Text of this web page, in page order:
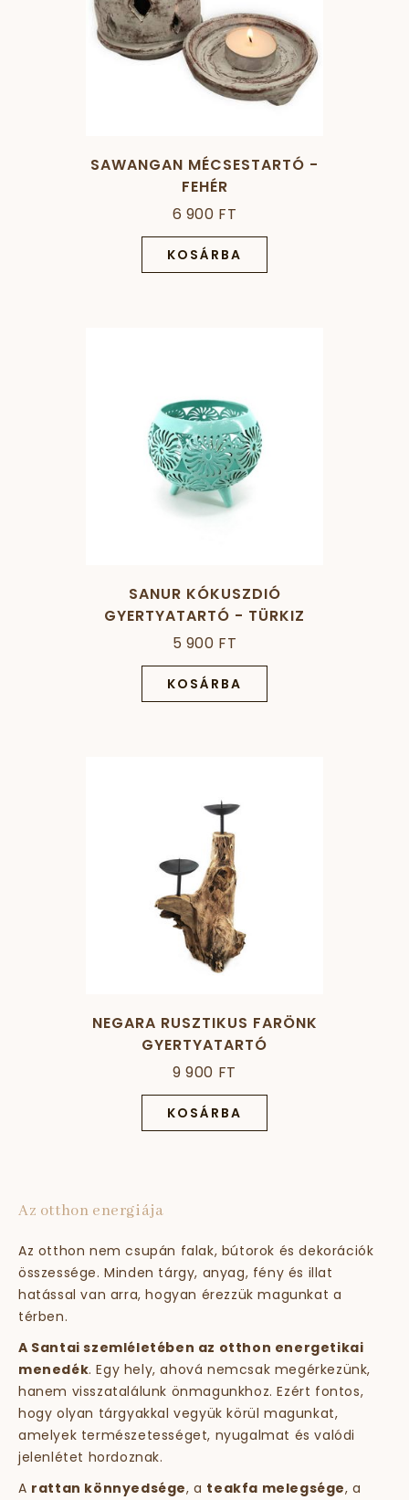
SAWANGAN MÉCSESTARTÓ -
FEHÉR
6 900 FT
KOSÁRBA
SANUR KÓKUSZDIÓ
GYERTYATARTÓ - TÜRKIZ
5 900 FT
KOSÁRBA
NEGARA RUSZTIKUS FARÖNK
GYERTYATARTÓ
9 900 FT
KOSÁRBA
Az otthon energiája
Az otthon nem csupán falak, bútorok és dekorációk
összessége. Minden tárgy, anyag, fény és illat
hatással van arra, hogyan érezzük magunkat a
térben.
A Santai szemléletében az otthon energetikai
menedék. Egy hely, ahová nemcsak megérkezünk,
hanem visszatalálunk önmagunkhoz. Ezért fontos,
hogy olyan tárgyakkal vegyük körül magunkat,
amelyek természetességet, nyugalmat és valódi
jelenlétet hordoznak.
A rattan könnyedsége, a teakfa melegsége, a